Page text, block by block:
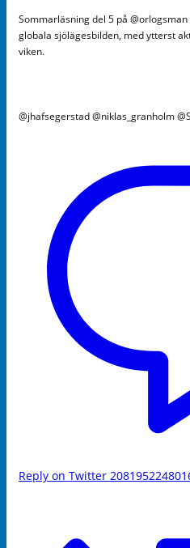
Sommarläsning del 5 på
globala sjölägesbilden, med ytterst
viken.
@jhafsegerstad @niklas_granholm
Reply on Twitter